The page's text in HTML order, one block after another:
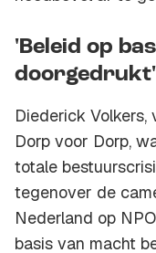
'Beleid op
doorgedrukt'
Diederick
Dorp voor Dorp,
totale
tegenover de
Nederland op
basis van macht